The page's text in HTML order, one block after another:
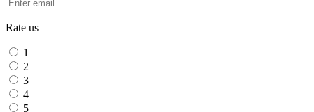
Rate us
1
2
3
4
5